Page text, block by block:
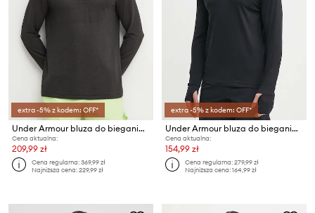
extra -5% z kodem: OFF*
Under Armour bluza do biegania Seamless Stride
Cena aktualna:
209,99 zł
Cena regularna:369,99 zł
Najniższa cena:229,99 zł
extra -5% z kodem: OFF*
Under Armour bluza do biegania Qualifier
Cena aktualna:
154,99 zł
Cena regularna:279,99 zł
Najniższa cena:164,99 zł